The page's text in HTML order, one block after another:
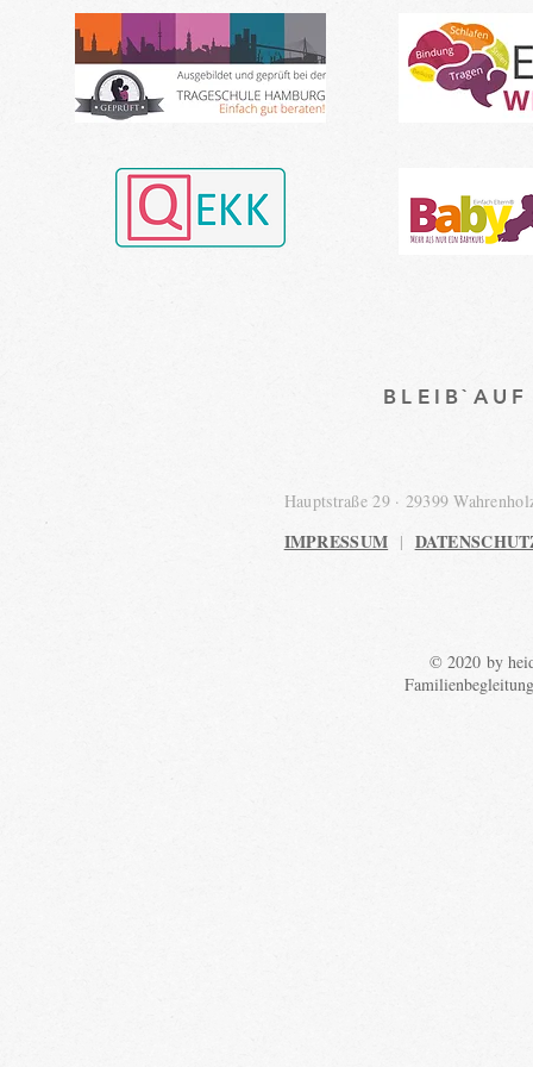
Hauptstraße 29 · 29399
IMPRESSUM |
© 2020 by